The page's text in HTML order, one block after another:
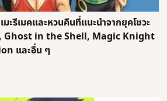
มะรีเมคและหวนคืนที่แนะนำจากยุคโชวะ
Ghost in the Shell, Magic Knight
และอื่น ๆ